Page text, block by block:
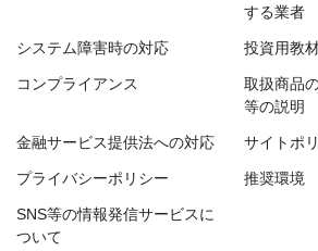
する業者
システム障害時の対応 投資用教
コンプライアンス
取扱商品
等の説明
金融サービス提供法への対応 サイトポ
プライバシーポリシー 推奨環境
SNS等の情報発信サービスに
ついて